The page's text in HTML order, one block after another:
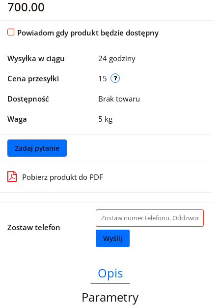
700.00
Powiadom gdy produkt będzie dostępny
Wysyłka w ciągu 24 godziny
Cena przesyłki 15
Dostępność Brak towaru
Waga 5 kg
Zadaj pytanie
Pobierz produkt do PDF
Zostaw telefon
Wyślij
Opis
Parametry